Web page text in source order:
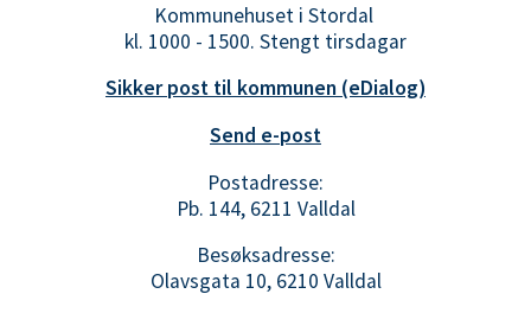
Kommunehuset i Stordal
kl. 1000 - 1500. Stengt tirsdagar
Sikker post til kommunen (eDialog)
Send e-post
Postadresse:
Pb. 144, 6211 Valldal
Besøksadresse:
Olavsgata 10, 6210 Valldal